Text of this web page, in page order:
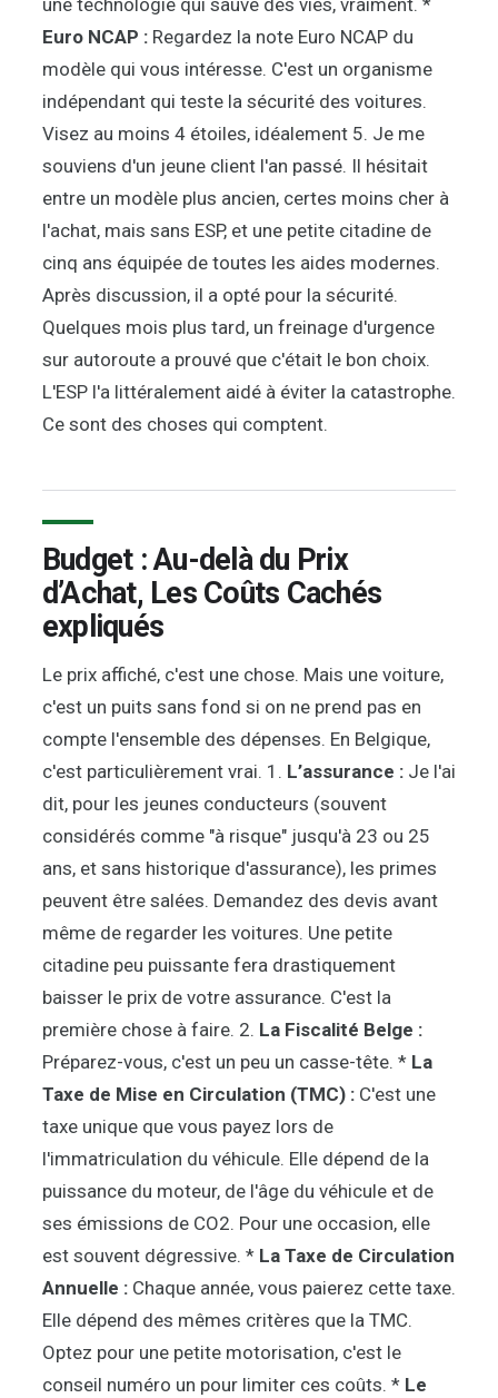
une technologie qui sauve des vies, vraiment. *
Euro NCAP : Regardez la note Euro NCAP du
modèle qui vous intéresse. C'est un organisme
indépendant qui teste la sécurité des voitures.
Visez au moins 4 étoiles, idéalement 5. Je me
souviens d'un jeune client l'an passé. Il hésitait
entre un modèle plus ancien, certes moins cher à
l'achat, mais sans ESP, et une petite citadine de
cinq ans équipée de toutes les aides modernes.
Après discussion, il a opté pour la sécurité.
Quelques mois plus tard, un freinage d'urgence
sur autoroute a prouvé que c'était le bon choix.
L'ESP l'a littéralement aidé à éviter la catastrophe.
Ce sont des choses qui comptent.
Budget : Au-delà du Prix
d’Achat, Les Coûts Cachés
expliqués
Le prix affiché, c'est une chose. Mais une voiture,
c'est un puits sans fond si on ne prend pas en
compte l'ensemble des dépenses. En Belgique,
c'est particulièrement vrai. 1. L’assurance : Je l'ai
dit, pour les jeunes conducteurs (souvent
considérés comme "à risque" jusqu'à 23 ou 25
ans, et sans historique d'assurance), les primes
peuvent être salées. Demandez des devis avant
même de regarder les voitures. Une petite
citadine peu puissante fera drastiquement
baisser le prix de votre assurance. C'est la
première chose à faire. 2. La Fiscalité Belge :
Préparez-vous, c'est un peu un casse-tête. * La
Taxe de Mise en Circulation (TMC) : C'est une
taxe unique que vous payez lors de
l'immatriculation du véhicule. Elle dépend de la
puissance du moteur, de l'âge du véhicule et de
ses émissions de CO2. Pour une occasion, elle
est souvent dégressive. * La Taxe de Circulation
Annuelle : Chaque année, vous paierez cette taxe.
Elle dépend des mêmes critères que la TMC.
Optez pour une petite motorisation, c'est le
conseil numéro un pour limiter ces coûts. * Le